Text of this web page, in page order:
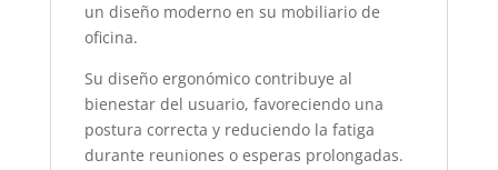
un diseño moderno en su mobiliario de
oficina.
Su diseño ergonómico contribuye al
bienestar del usuario, favoreciendo una
postura correcta y reduciendo la fatiga
durante reuniones o esperas prolongadas.